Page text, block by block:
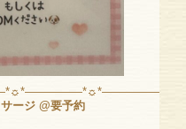
ージ @要予約